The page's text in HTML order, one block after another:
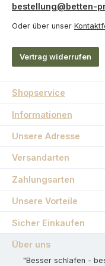
bestellung@betten-
Oder über unser
Vertrag widerrufen
Shopservice
Informationen
Unsere Adresse
Versandarten
Zahlungsarten
Unsere Vorteile
Sicher Einkaufen
Über uns
"Besser schlafen -